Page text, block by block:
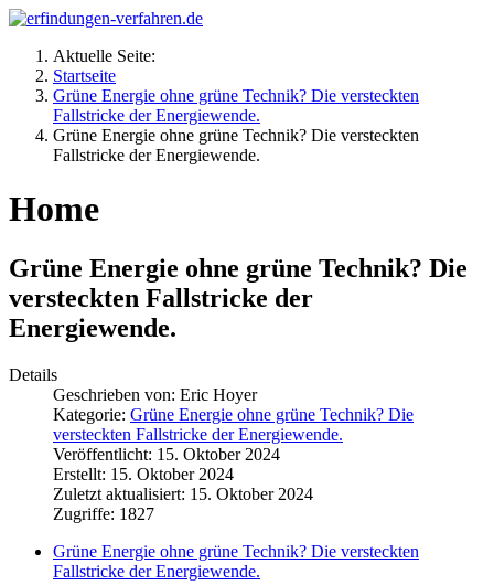
Aktuelle Seite:
Startseite
Grüne Energie ohne grüne Technik? Die versteckten
Fallstricke der Energiewende.
Grüne Energie ohne grüne Technik? Die versteckten
Fallstricke der Energiewende.
Home
Grüne Energie ohne grüne Technik? Die
versteckten Fallstricke der
Energiewende.
Details
Geschrieben von: Eric Hoyer
Kategorie: Grüne Energie ohne grüne Technik? Die
versteckten Fallstricke der Energiewende.
Veröffentlicht: 15. Oktober 2024
Erstellt: 15. Oktober 2024
Zuletzt aktualisiert: 15. Oktober 2024
Zugriffe: 1827
Grüne Energie ohne grüne Technik? Die versteckten
Fallstricke der Energiewende.